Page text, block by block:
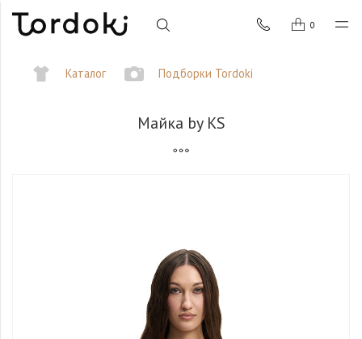
0
Каталог Подборки Tordoki
Майка by KS